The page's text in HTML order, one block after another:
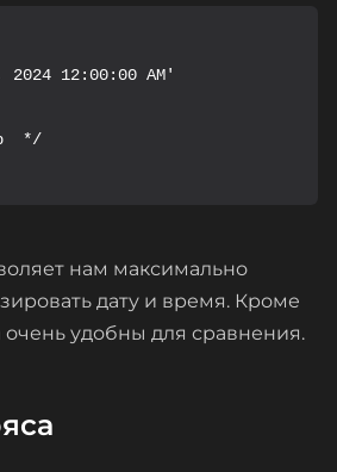
12:00:00 AM'
*/
нам максимально
дату и время. Кроме
очень удобны для сравнения.